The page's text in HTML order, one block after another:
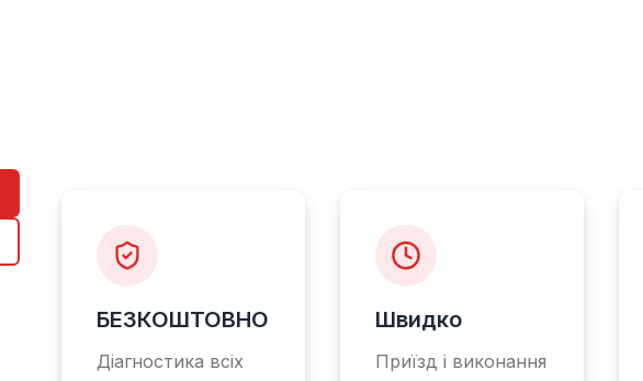
БЕЗКОШТОВНО
Діагностика всіх
Швидко
Приїзд і виконання